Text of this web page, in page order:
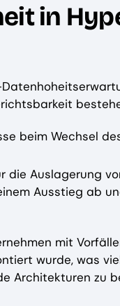
in
beim Wechsel
die Auslagerung
Ausstieg ab
mit
wurde, was
Architekturen zu